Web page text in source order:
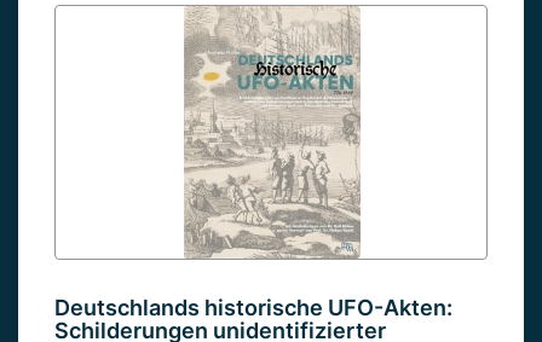
Deutschlands historische UFO-Akten:
Schilderungen unidentifizierter